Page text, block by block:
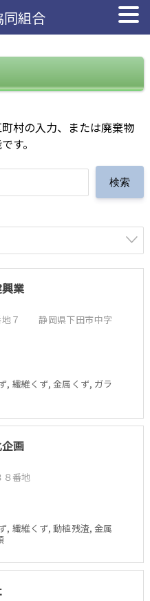
村の入力、または廃棄物
す。
業
地７ 静岡県下田市中字
, 繊維くず, 金属くず, ガラ
画
８番地
, 繊維くず, 動植残渣, 金属
組合